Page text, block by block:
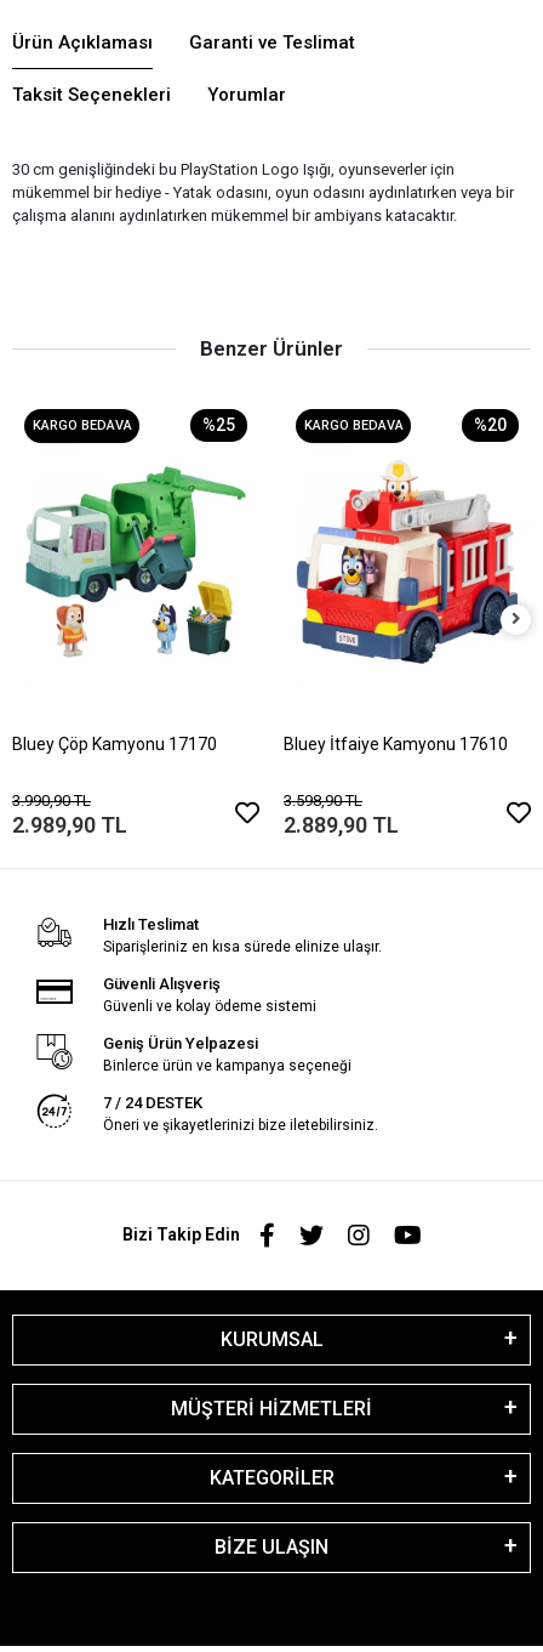
Ürün Açıklaması Garanti ve Teslimat
Taksit Seçenekleri Yorumlar
30 cm genişliğindeki bu PlayStation Logo Işığı, oyunseverler için
mükemmel bir hediye - Yatak odasını, oyun odasını aydınlatırken veya bir
çalışma alanını aydınlatırken mükemmel bir ambiyans katacaktır.
Benzer Ürünler
KARGO BEDAVA %25
Bluey Çöp Kamyonu 17170
3.990,90 TL
2.989,90 TL
KARGO BEDAVA %20
Bluey İtfaiye Kamyonu 17610
3.598,90 TL
2.889,90 TL
Hızlı Teslimat
Siparişleriniz en kısa sürede elinize ulaşır.
Güvenli Alışveriş
Güvenli ve kolay ödeme sistemi
Geniş Ürün Yelpazesi
Binlerce ürün ve kampanya seçeneği
7 / 24 DESTEK
Öneri ve şikayetlerinizi bize iletebilirsiniz.
Bizi Takip Edin
KURUMSAL
MÜŞTERİ HİZMETLERİ
KATEGORİLER
BİZE ULAŞIN